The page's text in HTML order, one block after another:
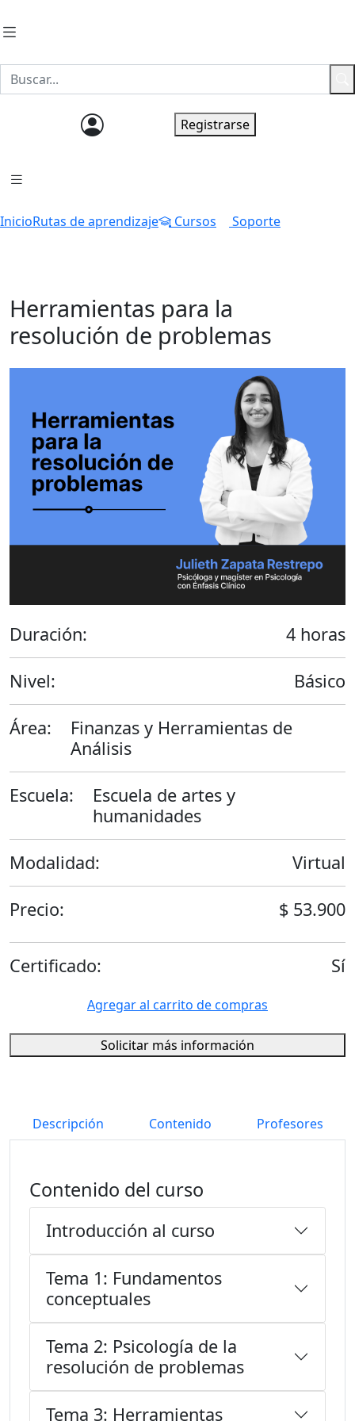
Registrarse
InicioRutas de aprendizaje Cursos Soporte
Herramientas para la
resolución de problemas
Duración: 4 horas
Nivel: Básico
Área:
Finanzas y Herramientas de
Análisis
Escuela:
Escuela de artes y
humanidades
Modalidad: Virtual
Precio: $ 53.900
Certificado: Sí
Agregar al carrito de compras
Solicitar más información
Descripción Contenido Profesores
Contenido del curso
Introducción al curso
Tema 1: Fundamentos
conceptuales
Tema 2: Psicología de la
resolución de problemas
Tema 3: Herramientas